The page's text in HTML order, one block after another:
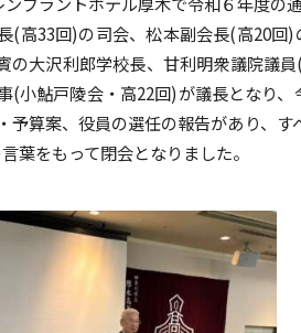
(高33回)の司会、松本副会長(高20
の大沢利郎学校長、甘利明衆議院議
(小鮎戸陵会・高22回)が議長となり
予算案、役員の選任の報告があり、
葉をもって閉会となりました。